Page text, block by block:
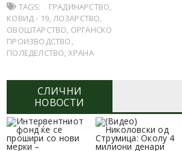
TAGS:
ГРАДИНАРСТВО,
КОВИД - 19, ЛОЗАРСТВО,
ОВОШТАРСТВО, ОРГАНСКО
ПРОИЗВОДСТВО,
ПОЛЕДЕЛСТВО, ХРАНА
СЛИЧНИ
НОВОСТИ